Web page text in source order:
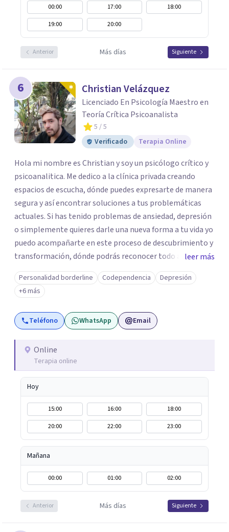
00:00 17:00
18:00
19:00
20:00
Anterior Más días Siguiente
6 Christian Velázquez
Licenciado En Psicología Maestro en
Teoría Crítica Psicoanalista
5 / 5
Verificado
Terapia Online
Hola mi nombre es Christian y soy un psicólogo crítico y
psicoanalitica. Me dedico a la clínica privada creando
espacios de escucha, dónde puedes expresarte de manera
segura y así encontrar soluciones a tus problemáticas
actuales. Si has tenido problemas de ansiedad, depresión
o simplemente quieres darle una nueva forma a tu vida yo
puedo acompañarte en este proceso de descubrimiento y
transformación, dónde podrás reconocer todo aquello
que te ha aqueja. Así que si buscas un espacio de compañía
seguro respetuoso y fraternal yo puedo acompañarte.
leer más
Personalidad borderline Codependencia
Depresión
+6 más
Teléfono WhatsApp Email
Online
Terapia online
Hoy
15:00 16:00
18:00
20:00
22:00 23:00
Mañana
00:00 01:00 02:00
Anterior Más días Siguiente